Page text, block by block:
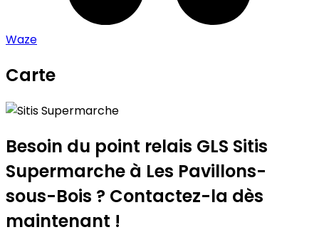
Waze
Carte
Sitis Supermarche
+
−
Besoin du point relais GLS Sitis
Supermarche à Les Pavillons-
sous-Bois ? Contactez-la dès
maintenant !